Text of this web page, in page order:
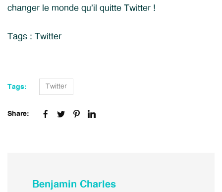
changer le monde qu’il quitte Twitter !
Tags : Twitter
Tags: Twitter
Share:
Benjamin Charles